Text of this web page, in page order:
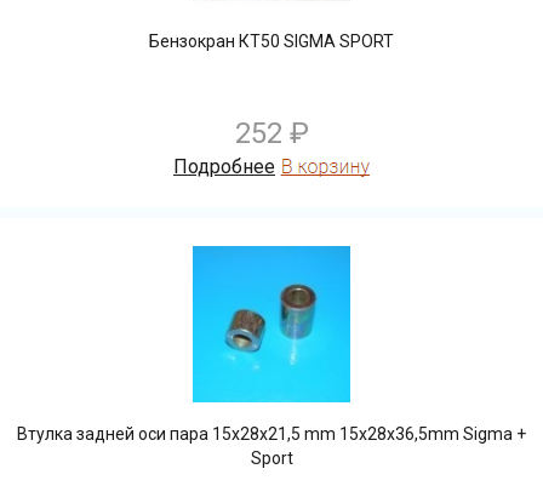
Бензокран КТ50 SIGMA SPORT
252 ₽
Подробнее
Втулка задней оси пара 15х28х21,5 mm 15x28x36,5mm Sigma +
Sport